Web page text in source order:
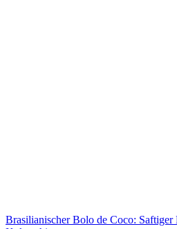
Brasilianischer Bolo de Coco: